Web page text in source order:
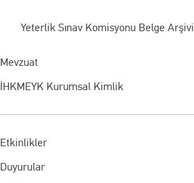
Yeterlik Sınav Komisyonu Belge Arşivi
Mevzuat
İHKMEYK Kurumsal Kimlik
Etkinlikler
Duyurular